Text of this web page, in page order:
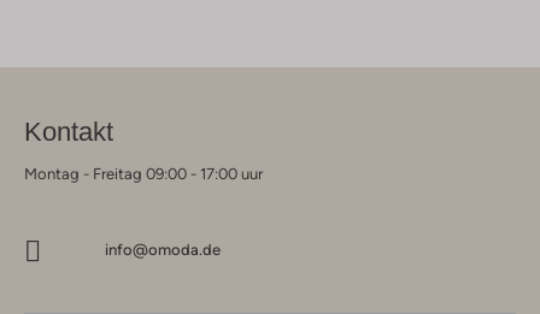
Kontakt
Montag - Freitag 09:00 - 17:00 uur
info@omoda.de